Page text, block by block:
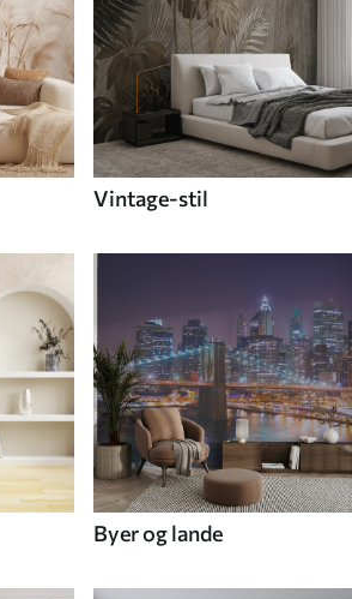
Vintage-stil
Byer og lande